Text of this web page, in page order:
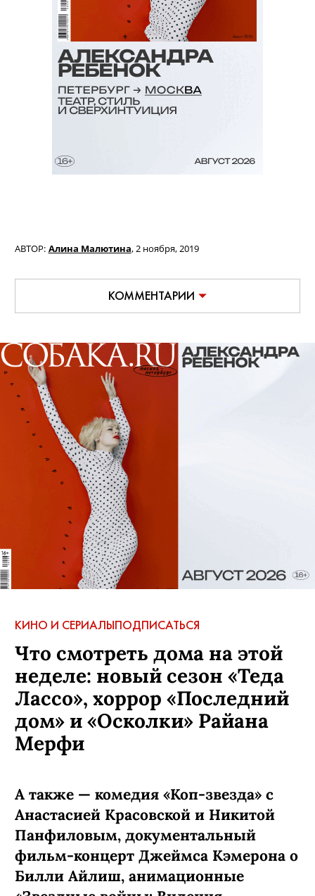
АВТОР: Алина Малютина,2 ноября, 2019
КОММЕНТАРИИ
КИНО И СЕРИАЛЫПОДПИСАТЬСЯ
Что смотреть дома на этой
неделе: новый сезон «Теда
Лассо», хоррор «Последний
дом» и «Осколки» Райана
Мерфи
А также — комедия «Коп-звезда» с
Анастасией Красовской и Никитой
Панфиловым, документальный
фильм-концерт Джеймса Кэмерона о
Билли Айлиш, анимационные